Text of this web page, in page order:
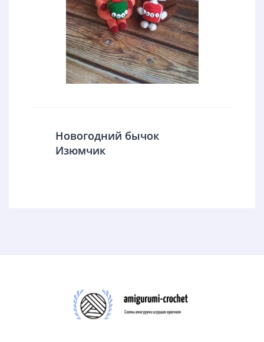
Новогодний бычок
Изюмчик